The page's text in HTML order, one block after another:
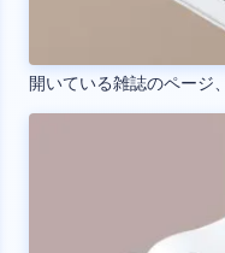
開いている雑誌のページ